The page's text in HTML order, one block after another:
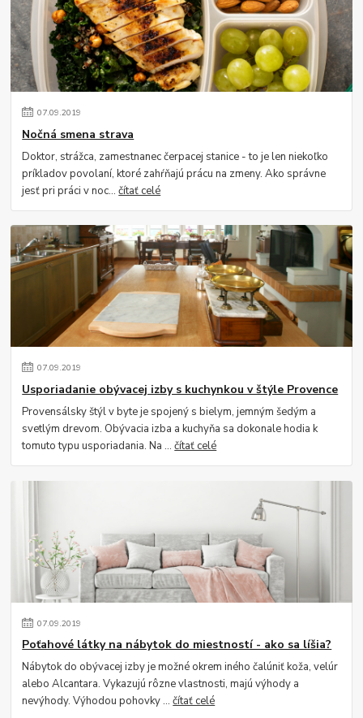
07.09.2019
Nočná smena strava
Doktor, strážca, zamestnanec čerpacej stanice - to je len niekoľko
príkladov povolaní, ktoré zahŕňajú prácu na zmeny. Ako správne
jesť pri práci v noc...čítať celé
07.09.2019
Usporiadanie obývacej izby s kuchynkou v štýle Provence
Provensálsky štýl v byte je spojený s bielym, jemným šedým a
svetlým drevom. Obývacia izba a kuchyňa sa dokonale hodia k
tomuto typu usporiadania. Na ...čítať celé
07.09.2019
Poťahové látky na nábytok do miestností - ako sa líšia?
Nábytok do obývacej izby je možné okrem iného čalúniť koža, velúr
alebo Alcantara. Vykazujú rôzne vlastnosti, majú výhody a
nevýhody. Výhodou pohovky ...čítať celé